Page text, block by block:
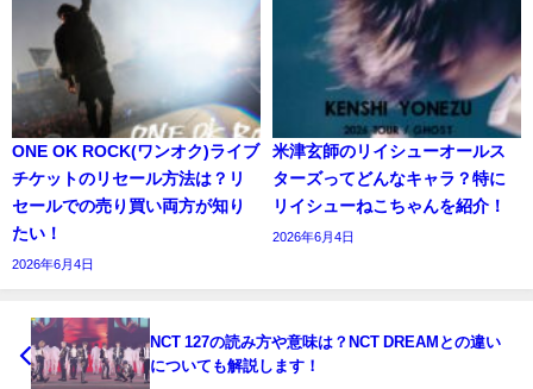
ONE OK ROCK(ワンオク)ライブ
チケットのリセール方法は？リ
セールでの売り買い両方が知り
たい！
2026年6月4日
米津玄師のリイシューオールス
ターズってどんなキャラ？特に
リイシューねこちゃんを紹介！
2026年6月4日
NCT 127の読み方や意味は？NCT DREAMとの違い
についても解説します！